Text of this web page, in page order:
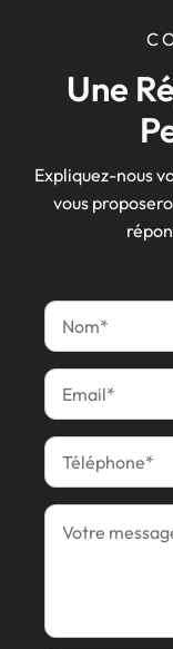
Une
Expliquez-nous
vous